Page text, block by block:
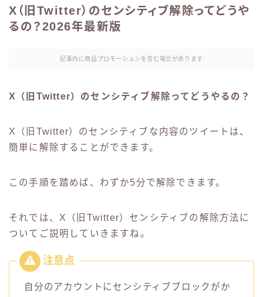
X（旧Twitter）のセンシティブ解除ってどうや
るの？2026年最新版
記事内に商品プロモーションを含む場合があります
X（旧Twitter）のセンシティブ解除ってどうやるの？
X（旧Twitter）のセンシティブな内容のツイートは、
簡単に解除することができます。
この手順を踏めば、わずか5分で解除できます。
それでは、X（旧Twitter）センシティブの解除方法に
ついてご説明していきますね。
自分のアカウントにセンシティブブロックがか